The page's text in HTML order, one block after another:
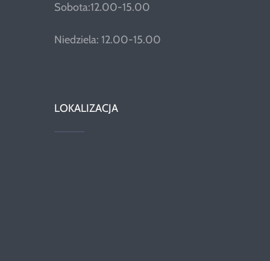
Sobota:12.00-15.00
Niedziela: 12.00-15.00
LOKALIZACJA